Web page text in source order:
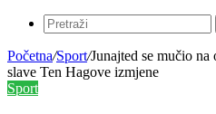
Početna/Sport/Junajted se mučio
slave Ten Hagove izmjene
Sport